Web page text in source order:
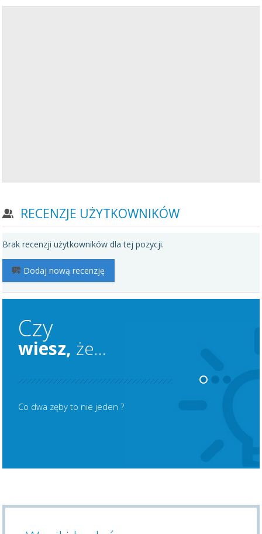
RECENZJE UŻYTKOWNIKÓW
Brak recenzji użytkowników dla tej pozycji.
Dodaj nową recenzję
Czy
wiesz, że...
Co dwa zęby to nie jeden ?